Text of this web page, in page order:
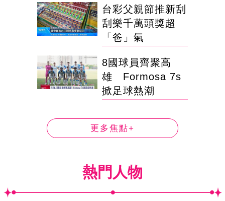
台彩父親節推新刮
刮樂千萬頭獎超
「爸」氣
8國球員齊聚高
雄 Formosa 7s
掀足球熱潮
更多焦點+
熱門人物